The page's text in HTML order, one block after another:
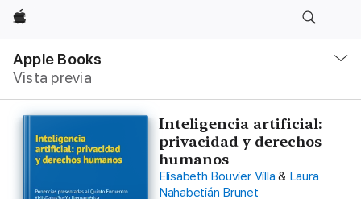
Apple
Apple Books
Vista previa
local
Abrir
Inteligencia artificial:
privacidad y derechos
humanos
Elisabeth Bouvier Villa & Laura
Nahabetián Brunet